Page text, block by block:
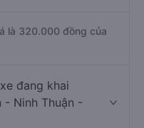
là 320.000 đồng của
đang khai
- Ninh Thuận -